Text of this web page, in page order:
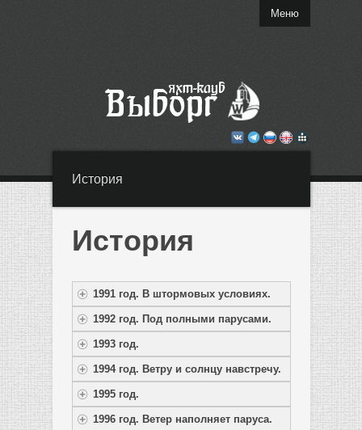
Меню
История
История
1991 год. В штормовых условиях.
1992 год. Под полными парусами.
1993 год.
1994 год. Ветру и солнцу навстречу.
1995 год.
1996 год. Ветер наполняет паруса.